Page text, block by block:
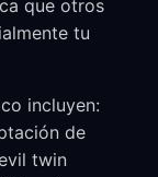
que otros
tu
incluyen:
de
twin